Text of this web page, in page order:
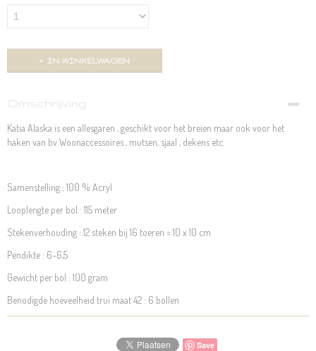
IN WINKELWAGEN
Omschrijving
Katia Alaska is een allesgaren , geschikt voor het breien maar ook voor het
haken van bv Woonaccessoires , mutsen, sjaal , dekens etc.
Samenstelling : 100 % Acryl
Looplengte per bol : 115 meter
Stekenverhouding : 12 steken bij 16 toeren = 10 x 10 cm
Pendikte : 6-6,5
Gewicht per bol : 100 gram
Benodigde hoeveelheid trui maat 42 : 6 bollen
Save